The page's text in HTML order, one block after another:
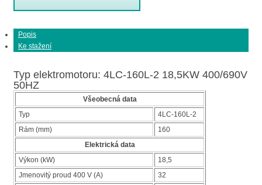
Popis
Ke stažení
Typ elektromotoru: 4LC-160L-2 18,5KW 400/690V
50HZ
Všeobecná data
Typ
4LC-160L-2
Rám (mm)
160
Elektrická data
Výkon (kW)
18,5
Jmenovitý proud 400 V (A)
32